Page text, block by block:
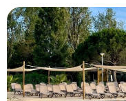
Voyage